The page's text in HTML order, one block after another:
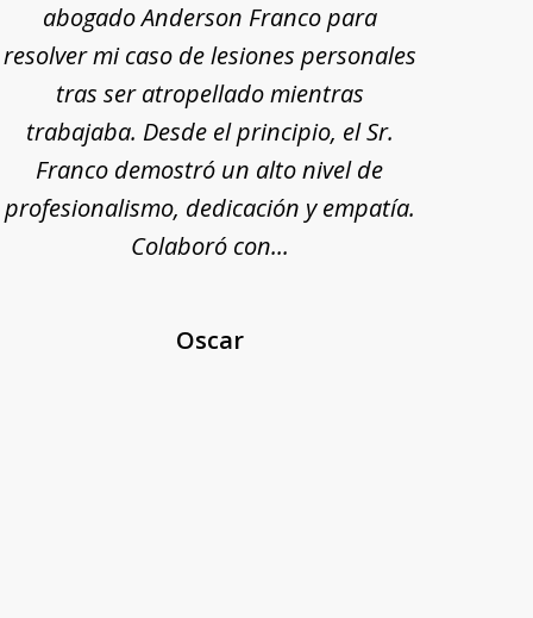
abogado Anderson Franco para
resolver mi caso de lesiones personales
tras ser atropellado mientras
trabajaba. Desde el principio, el Sr.
Franco demostró un alto nivel de
profesionalismo, dedicación y empatía.
Colaboró con...
Oscar